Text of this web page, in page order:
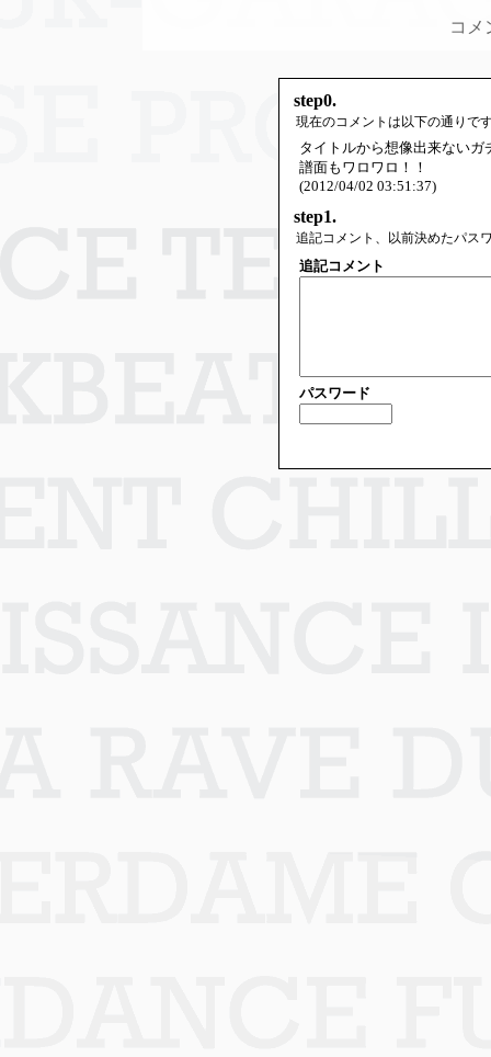
コメ
step0.
現在のコメントは以下の通りで
タイトルから想像出来ない
譜面もワロワロ！！
(2012/04/02 03:51:37)
step1.
追記コメント、以前決めたパス
追記コメント
パスワード